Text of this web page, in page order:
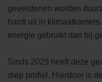
gevelstenen worden
hardt uit in
energie gebruikt dan bij
Sinds 2025 heeft deze
diep profiel. Hierdoor is